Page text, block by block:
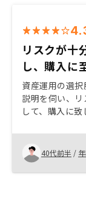
リスクが十
し、購入に
資産運用の選
説明を伺い、
して、購入に
支出を少なく
を増やして欲し
40代前半 /